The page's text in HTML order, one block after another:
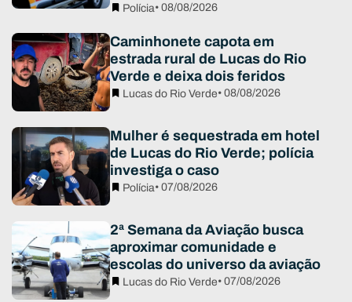
Polícia• 08/08/2026
Caminhonete capota em
estrada rural de Lucas do Rio
Verde e deixa dois feridos
Lucas do Rio Verde• 08/08/2026
Mulher é sequestrada em hotel
de Lucas do Rio Verde; polícia
investiga o caso
Polícia• 07/08/2026
2ª Semana da Aviação busca
aproximar comunidade e
escolas do universo da aviação
Lucas do Rio Verde• 07/08/2026